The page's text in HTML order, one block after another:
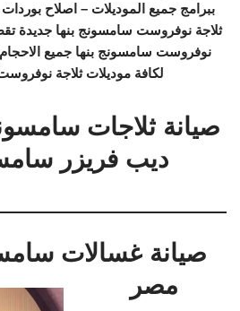
ببرامج جميع الموديلات – اصلاح
ثلاجة نوفروست سامسونج بنها جديدة
نوفروست سامسونج بنها جميع
لكافة موديلات ثلاجة
صيانة ثلاجات
ديب فريزر
صيانة غسالات
مصر